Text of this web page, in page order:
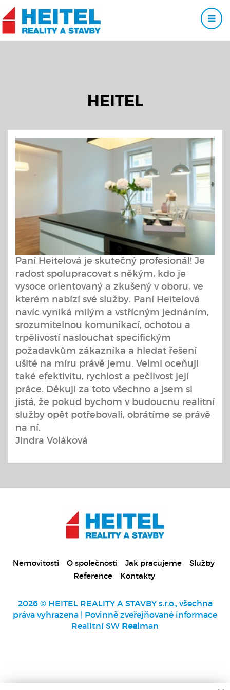
HEITEL
Paní Heitelová je skutečný profesionál! Je
radost spolupracovat s někým, kdo je
vysoce orientovaný a zkušený v oboru, ve
kterém nabízí své služby. Paní Heitelová
navíc vyniká milým a vstřícným jednáním,
srozumitelnou komunikací, ochotou a
trpělivostí naslouchat specifickým
požadavkům zákazníka a hledat řešení
ušité na míru právě jemu. Velmi oceňuji
také efektivitu, rychlost a pečlivost její
práce. Děkuji za toto všechno a jsem si
jistá, že pokud bychom v budoucnu realitní
služby opět potřebovali, obrátíme se právě
na ní.
Jindra Voláková
Nemovitosti O společnosti Jak pracujeme
Služby
Reference
Kontakty
2026 © HEITEL REALITY A STAVBY s.r.o., všechna
práva vyhrazena | Povinně zveřejňované informace
Realitní SW Realman